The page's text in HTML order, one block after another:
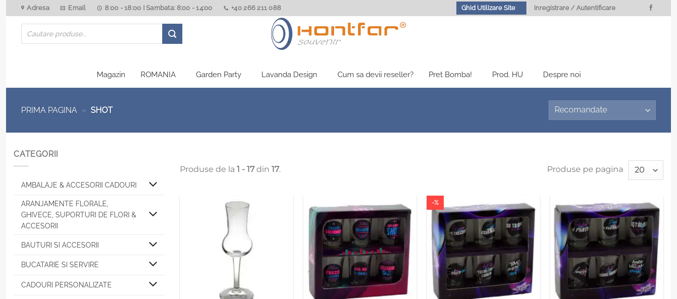
to
content
Adresa Email 8:00 - 18:00 I Sambata: 8:00 - 14:00 +40 266 211 088 Ghid Utilizare Site Inregistrare / Autentificare
Products
search
Magazin ROMANIA Garden Party Lavanda Design Cum sa devii reseller? Pret Bomba! Prod. HU Despre noi
PRIMA PAGINA » SHOT
CATEGORII
AMBALAJE & ACCESORII CADOURI
ARANJAMENTE FLORALE,
GHIVECE, SUPORTURI DE FLORI &
ACCESORII
BAUTURI SI ACCESORII
BUCATARIE SI SERVIRE
CADOURI PERSONALIZATE
Produse de la 1 - 17din 17. Produse pe pagina
-%